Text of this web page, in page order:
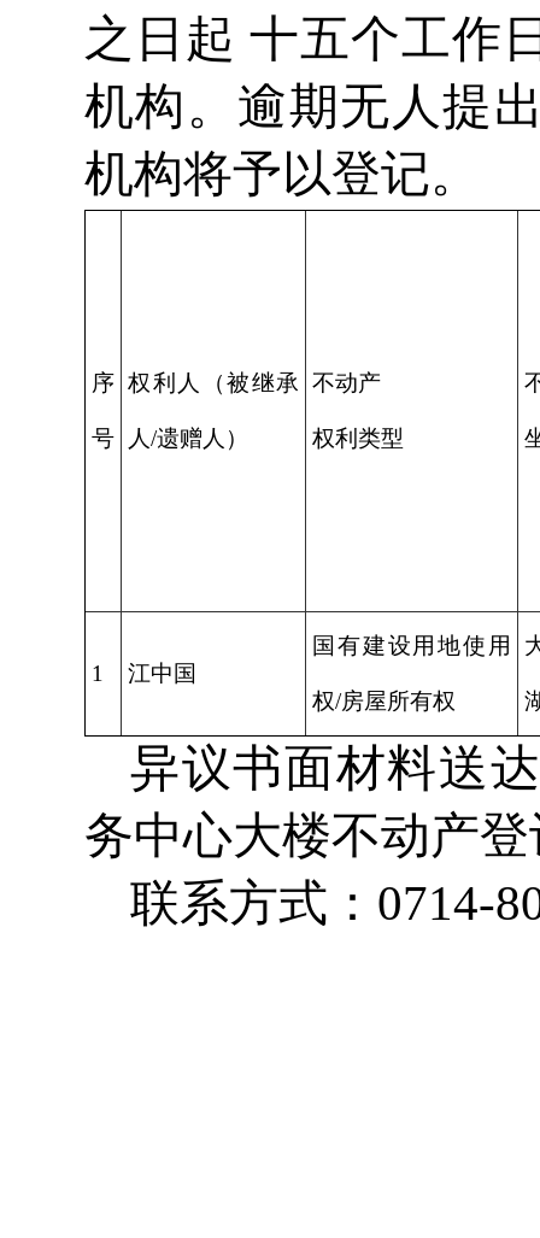
之日起 十五个工作
机构。逾期无人提
机构将予以登记。
序
号
权利人（被继承
人/遗赠人）
不动产
权利类型
1 江中国
国有建设用地使用
权/房屋所有权
异议书面材料送
务中心大楼不动产
联系方式：0714-